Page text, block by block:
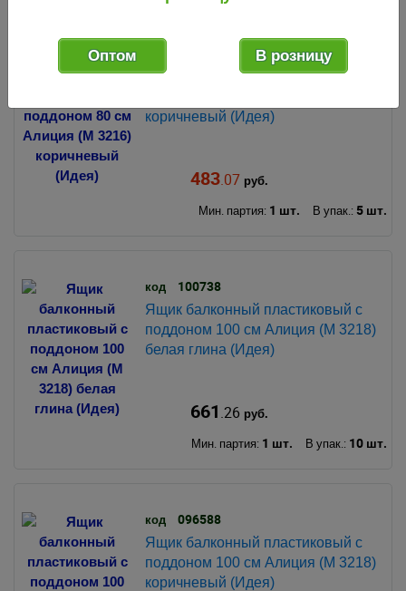
Хит продаж!
Ящик балконный пластиковый с
коричневый (Идея)
483.07 руб.
Мин. партия: 1 шт. В упак.: 5 шт.
код 100738
Ящик балконный пластиковый с
поддоном 100 см Алиция (М 3218)
белая глина (Идея)
661.26 руб.
Мин. партия: 1 шт. В упак.: 10 шт.
код 096588
Ящик балконный пластиковый с
поддоном 100 см Алиция (М 3218)
коричневый (Идея)
Оптом В розницу